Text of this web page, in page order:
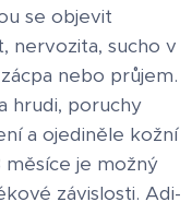
se objevit
nervozita, sucho v
nebo průjem.
hrudi, poruchy
a ojediněle kožní
měsíce je možný
závislosti. Adi-